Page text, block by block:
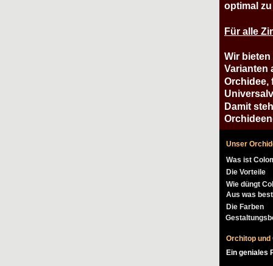
optimal
Für alle
Wir
Varianten
Orchidee,
Damit
Was ist
Die Vorteile
Die Farben
Aus was
Wie düngt
Unser
Orchitop
Ein geniales